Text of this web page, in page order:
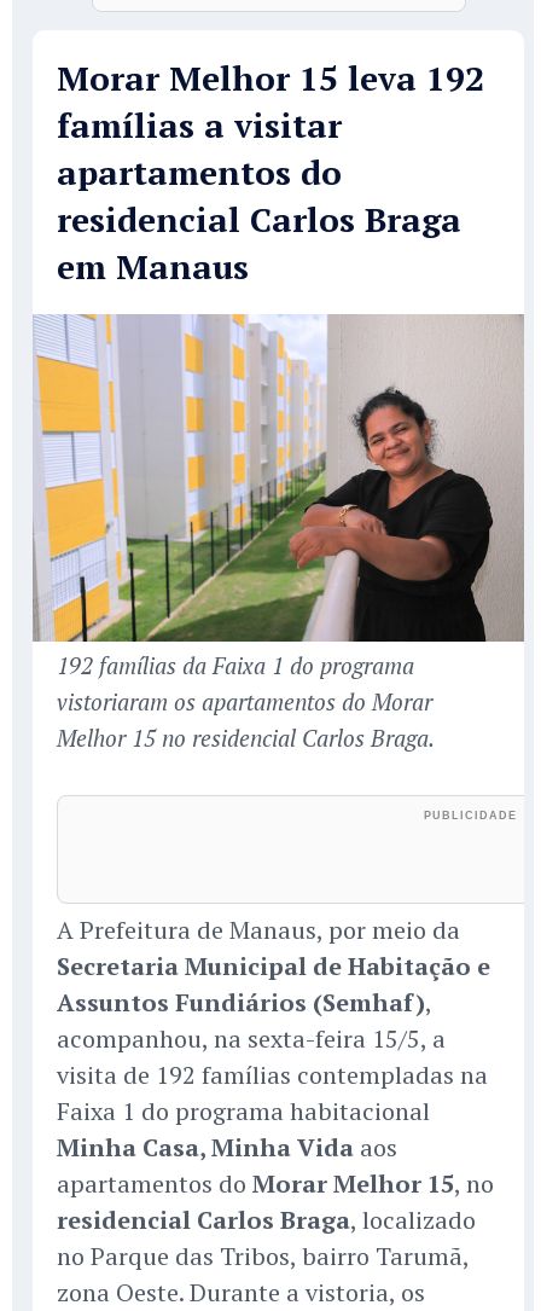
Morar Melhor 15 leva 192
famílias a visitar
apartamentos do
residencial Carlos Braga
em Manaus
192 famílias da Faixa 1 do programa
vistoriaram os apartamentos do Morar
Melhor 15 no residencial Carlos Braga.
A Prefeitura de Manaus, por meio da
Secretaria Municipal de Habitação e
Assuntos Fundiários (Semhaf),
acompanhou, na sexta-feira 15/5, a
visita de 192 famílias contempladas na
Faixa 1 do programa habitacional
Minha Casa, Minha Vida aos
apartamentos do Morar Melhor 15, no
residencial Carlos Braga, localizado
no Parque das Tribos, bairro Tarumã,
zona Oeste. Durante a vistoria, os